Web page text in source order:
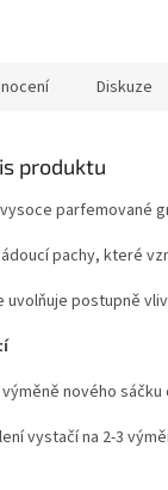
Diskuze
produktu
parfemované
pachy, které
uvolňuje postupně
nového
vystačí na 2-3